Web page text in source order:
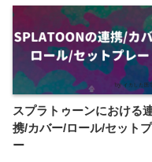
スプラトゥーンにおける
携/カバー/ロール/セット
ー